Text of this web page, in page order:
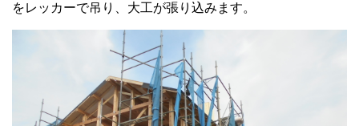
をレッカーで吊り、大工が張り込みます。